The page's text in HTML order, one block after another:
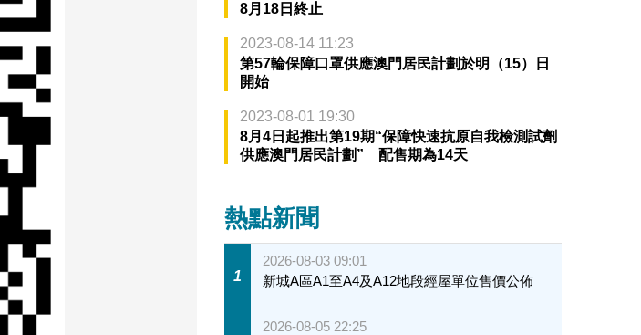
8月18日終止
2023-08-14 11:23
第57輪保障口罩供應澳門居民計劃於明（15）日
開始
2023-08-01 19:30
8月4日起推出第19期“保障快速抗原自我檢測試劑
供應澳門居民計劃” 配售期為14天
熱點新聞
1
2026-08-03 09:01
新城A區A1至A4及A12地段經屋單位售價公佈
2026-08-05 22:25